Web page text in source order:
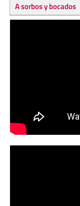
A sorbos y bocados